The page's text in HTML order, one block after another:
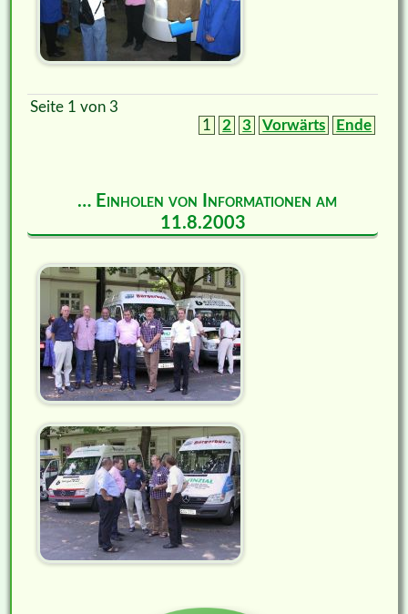
Seite 1 von 3
1
2 3 Vorwärts Ende
… Einholen von Informationen am
11.8.2003